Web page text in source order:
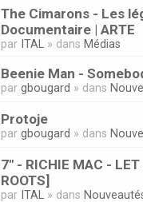
The Cimarons - Les
Documentaire | ARTE
par ITAL » dans Médias
Beenie Man -
pargbougard » dans
Protoje
pargbougard » dans
7" - RICHIE MAC -
ROOTS]
par ITAL » dans